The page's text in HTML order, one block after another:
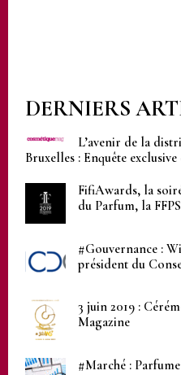
DERNIERS
L’avenir de la
Bruxelles : Enquête
FifiAwards, la
du Parfum, la
#Gouvernance :
président du
3 juin 2019 :
Magazine
#Marché :